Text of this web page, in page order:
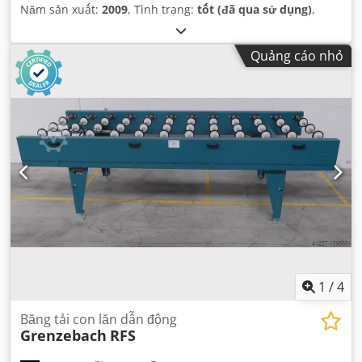
Năm sản xuất: 2009, Tình trạng: tốt (đã qua sử dụng),
Quảng cáo nhỏ
1 /4
Băng tải con lăn dẫn động
Grenzebach RFS